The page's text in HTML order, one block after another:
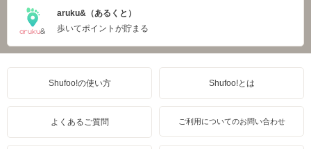
aruku&（あるくと）
歩いてポイントが貯まる
Shufoo!の使い方 Shufoo!とは
よくあるご質問 ご利用についてのお問い合わせ